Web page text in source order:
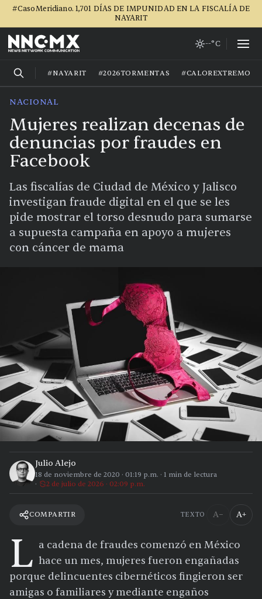
#CasoMeridiano. 1,701 DÍAS DE IMPUNIDAD EN LA FISCALÍA DE
NAYARIT
--°C
#NAYARIT #2026TORMENTAS #CALOREXTREMO
NACIONAL
Mujeres realizan decenas de
denuncias por fraudes en
Facebook
Las fiscalías de Ciudad de México y Jalisco
investigan fraude digital en el que se les
pide mostrar el torso desnudo para sumarse
a supuesta campaña en apoyo a mujeres
con cáncer de mama
Julio Alejo
18 de noviembre de 2020 · 01:19 p.m. · 1 min de lectura
2 de julio de 2026 · 02:09 p.m.
COMPARTIR TEXTO A− A+
L a cadena de fraudes comenzó en México
hace un mes, mujeres fueron engañadas
porque delincuentes cibernéticos fingieron ser
amigas o familiares y mediante engaños